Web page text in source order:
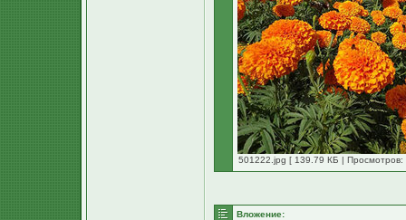
501222.jpg [ 139.79 КБ | Просмотров:
Вложение: